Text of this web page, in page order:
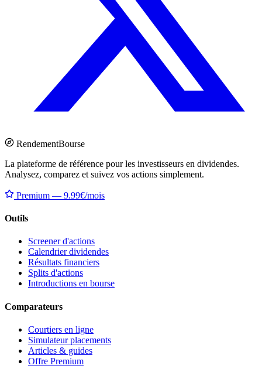
RendementBourse
La plateforme de référence pour les investisseurs en dividendes.
Analysez, comparez et suivez vos actions simplement.
Premium — 9.99€/mois
Outils
Screener d'actions
Calendrier dividendes
Résultats financiers
Splits d'actions
Introductions en bourse
Comparateurs
Courtiers en ligne
Simulateur placements
Articles & guides
Offre Premium